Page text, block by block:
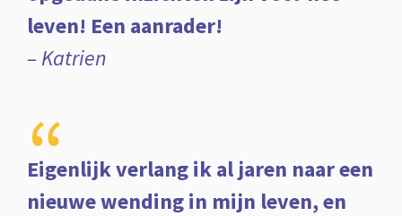
leven! Een aanrader!
– Katrien
“
Eigenlijk verlang ik al jaren naar een
nieuwe wending in mijn leven, en